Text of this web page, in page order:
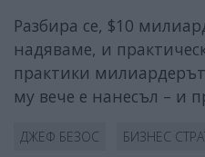
Разбира се, $10
надяваме, и
практики
му вече е нанесъл – и
ДЖЕФ БЕЗОС БИЗНЕС